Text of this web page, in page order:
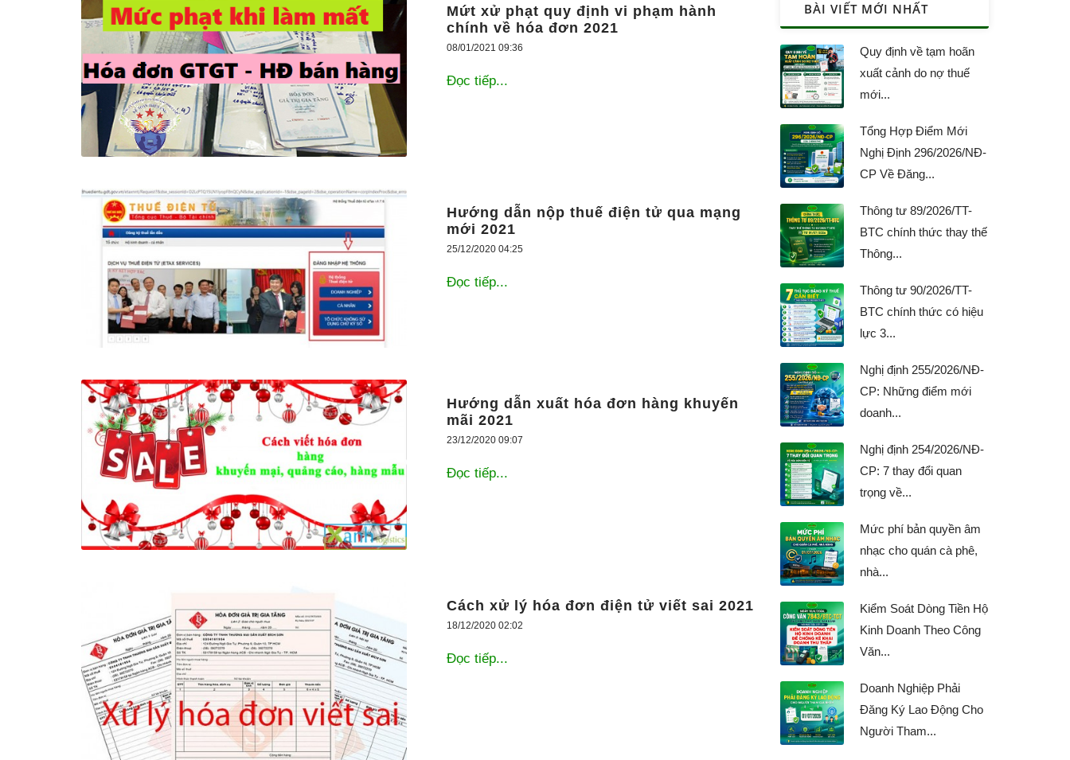
Mứt xử phạt quy định vi phạm hành
chính về hóa đơn 2021
08/01/2021 09:36
Đọc tiếp...
Hướng dẫn nộp thuế điện tử qua mạng
mới 2021
25/12/2020 04:25
Đọc tiếp...
Hướng dẫn xuất hóa đơn hàng khuyến
mãi 2021
23/12/2020 09:07
Đọc tiếp...
Cách xử lý hóa đơn điện tử viết sai 2021
18/12/2020 02:02
Đọc tiếp...
BÀI VIẾT MỚI NHẤT
Quy định về tạm hoãn
xuất cảnh do nợ thuế
mới...
Tổng Hợp Điểm Mới
Nghị Định 296/2026/NĐ-
CP Về Đăng...
Thông tư 89/2026/TT-
BTC chính thức thay thế
Thông...
Thông tư 90/2026/TT-
BTC chính thức có hiệu
lực 3...
Nghị định 255/2026/NĐ-
CP: Những điểm mới
doanh...
Nghị định 254/2026/NĐ-
CP: 7 thay đổi quan
trọng về...
Mức phí bản quyền âm
nhạc cho quán cà phê,
nhà...
Kiểm Soát Dòng Tiền Hộ
Kinh Doanh Theo Công
Văn...
Doanh Nghiệp Phải
Đăng Ký Lao Động Cho
Người Tham...